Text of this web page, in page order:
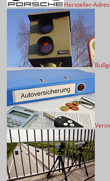
Hersteller-